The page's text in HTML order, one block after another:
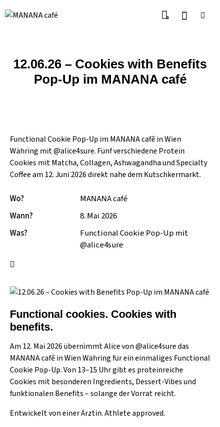
0
12.06.26 – Cookies with Benefits
Pop-Up im MANANA café
Functional cookies. Cookies with
benefits.
Am 12. Mai 2026 übernimmt Alice von @alice4suredas
MANANA cafẽ in Wien Währing für ein einmaliges Functional
Cookie Pop-Up. Von 13–15 Uhr gibt es proteinreiche
Cookies mit besonderen Ingredients, Dessert-Vibes und
funktionalen Benefits – solange der Vorrat reicht.
Entwickelt von einer Ärztin. Athlete approved.
Functional Cookie Pop-Up im MANANA cafẽ in Wien
Währing mit @alice4sure. Fünf verschiedene Protein
Cookies mit Matcha, Collagen, Ashwagandha und Specialty
Coffee am 12. Juni 2026 direkt nahe dem Kutschkermarkt.
Wo?
MANANA café
Wann?
8. Mai 2026
Was?
Functional Cookie Pop-Up mit
@alice4sure